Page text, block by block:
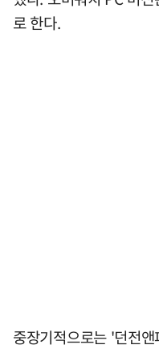
로 한다.
중장기적으로는 '던전